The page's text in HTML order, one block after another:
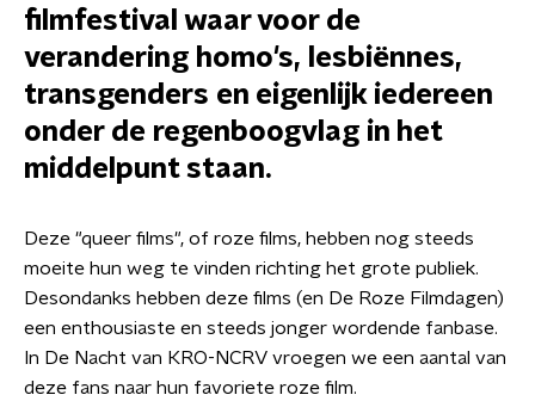
filmfestival waar voor de
verandering homo's, lesbiënnes,
transgenders en eigenlijk iedereen
onder de regenboogvlag in het
middelpunt staan.
Deze "queer films", of roze films, hebben nog steeds
moeite hun weg te vinden richting het grote publiek.
Desondanks hebben deze films (en De Roze Filmdagen)
een enthousiaste en steeds jonger wordende fanbase.
In De Nacht van KRO-NCRV vroegen we een aantal van
deze fans naar hun favoriete roze film.